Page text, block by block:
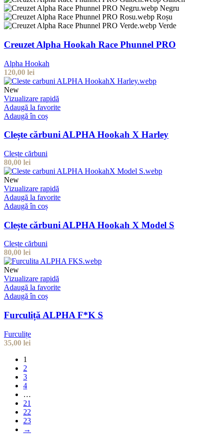
Negru
Roșu
Verde
Creuzet Alpha Hookah Race Phunnel PRO
Alpha Hookah
120,00 lei
New
Vizualizare rapidă
Adaugă la favorite
Adaugă în coș
Clește cărbuni ALPHA Hookah X Harley
Clește cărbuni
80,00 lei
New
Vizualizare rapidă
Adaugă la favorite
Adaugă în coș
Clește cărbuni ALPHA Hookah X Model S
Clește cărbuni
80,00 lei
New
Vizualizare rapidă
Adaugă la favorite
Adaugă în coș
Furculiță ALPHA F*K S
Furculițe
35,00 lei
1
2
3
4
…
21
22
23
→